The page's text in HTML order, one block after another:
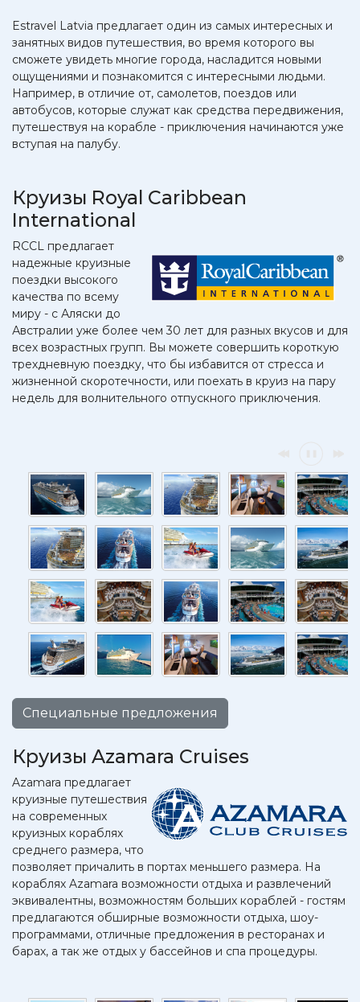
Estravel Latvia предлагает один из самых интересных и
занятных видов путешествия, во время которого вы
сможете увидеть многие города, насладится новыми
ощущениями и познакомится с интересными людьми.
Например, в отличие от, самолетов, поездов или
автобусов, которые служат как средства передвижения,
путешествуя на корабле - приключения начинаются уже
вступая на палубу.
Круизы Royal Caribbean
International
RCCL предлагает
надежные круизные
поездки высокого
качества по всему
миру - с Аляски до
Австралии уже более чем 30 лет для разных вкусов и для
всех возрастных групп. Вы можете совершить короткую
трехдневную поездку, что бы избавится от стресса и
жизненной скоротечности, или поехать в круиз на пару
недель для волнительного отпускного приключения.
Специальные предложения
Круизы Azamara Cruises
Azamara предлагает
круизные путешествия
на современных
круизных кораблях
среднего размера, что
позволяет причалить в портах меньшего размера. На
кораблях Azamara возможности отдыха и развлечений
эквивалентны, возможностям больших кораблей - гостям
предлагаются обширные возможности отдыха, шоу-
программами, отличные предложения в ресторанах и
барах, а так же отдых у бассейнов и спа процедуры.